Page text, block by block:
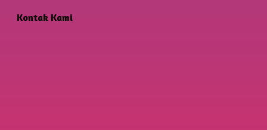
Kontak Kami